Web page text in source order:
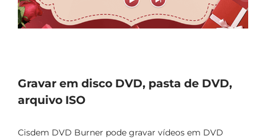
Gravar em disco DVD, pasta de DVD,
arquivo ISO
Cisdem DVD Burner pode gravar vídeos em DVD